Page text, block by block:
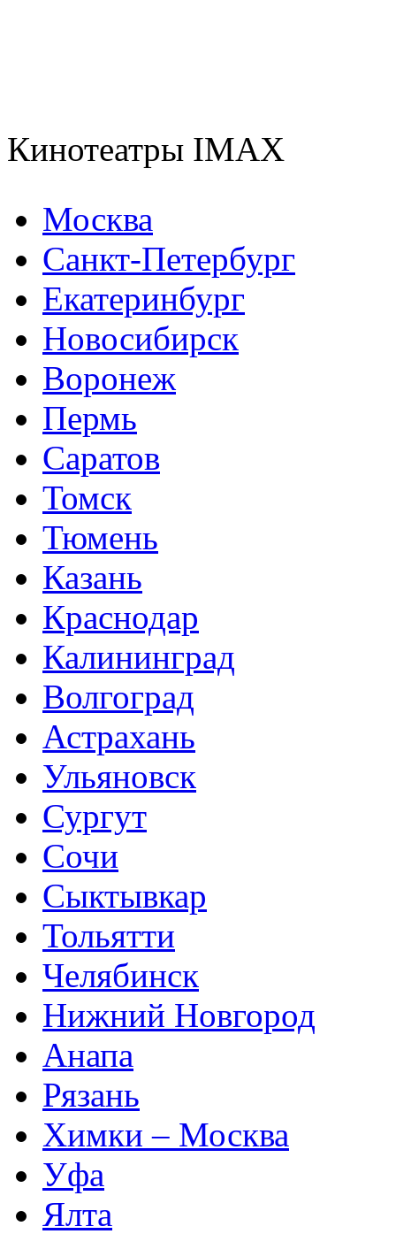
Кинотеатры IMAX
Москва
Санкт-Петербург
Екатеринбург
Новосибирск
Воронеж
Пермь
Саратов
Томск
Тюмень
Казань
Краснодар
Калининград
Волгоград
Астрахань
Ульяновск
Сургут
Сочи
Сыктывкар
Тольятти
Челябинск
Нижний Новгород
Анапа
Рязань
Химки – Москва
Уфа
Ялта